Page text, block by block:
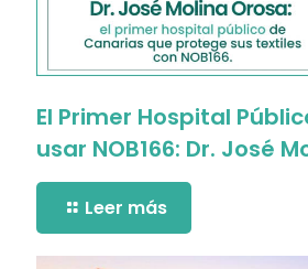
El Primer Hospital
usar NOB166: Dr. José
Leer más